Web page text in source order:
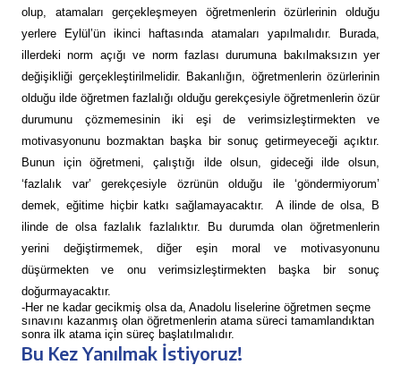
Bu Kez Yanılmak İstiyoruz!
olup, atamaları gerçekleşmeyen öğretmenlerin özürlerinin olduğu
yerlere Eylül’ün ikinci haftasında atamaları yapılmalıdır. Burada,
illerdeki norm açığı ve norm fazlası durumuna bakılmaksızın yer
değişikliği gerçekleştirilmelidir. Bakanlığın, öğretmenlerin özürlerinin
olduğu ilde öğretmen fazlalığı olduğu gerekçesiyle öğretmenlerin özür
durumunu çözmemesinin iki eşi de verimsizleştirmekten ve
motivasyonunu bozmaktan başka bir sonuç getirmeyeceği açıktır.
Bunun için öğretmeni, çalıştığı ilde olsun, gideceği ilde olsun,
‘fazlalık var’ gerekçesiyle özrünün olduğu ile ‘göndermiyorum’
demek, eğitime hiçbir katkı sağlamayacaktır. A ilinde de olsa, B
ilinde de olsa fazlalık fazlalıktır. Bu durumda olan öğretmenlerin
yerini değiştirmemek, diğer eşin moral ve motivasyonunu
düşürmekten ve onu verimsizleştirmekten başka bir sonuç
doğurmayacaktır.
-Her ne kadar gecikmiş olsa da, Anadolu liselerine öğretmen seçme
sınavını kazanmış olan öğretmenlerin atama süreci tamamlandıktan
sonra ilk atama için süreç başlatılmalıdır.